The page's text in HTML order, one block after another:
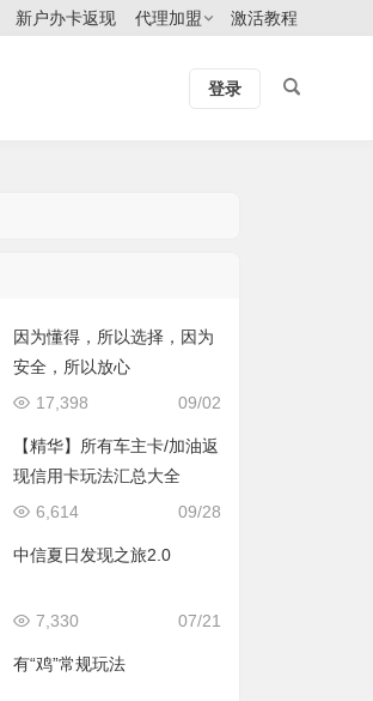
新户办卡返现 代理加盟 激活教程
登录
因为懂得，所以选择，因为
安全，所以放心
09/02
17,398
【精华】所有车主卡/加油返
现信用卡玩法汇总大全
09/28
6,614
中信夏日发现之旅2.0
07/21
7,330
有“鸡”常规玩法